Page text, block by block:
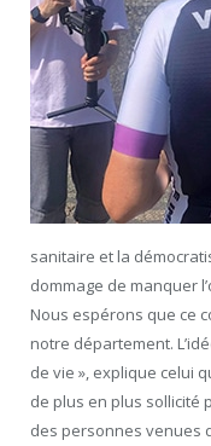
sanitaire et la
dommage de manquer
Nous espérons que ce
notre département.
de vie », explique celui
de plus en plus sollicité
des personnes venues